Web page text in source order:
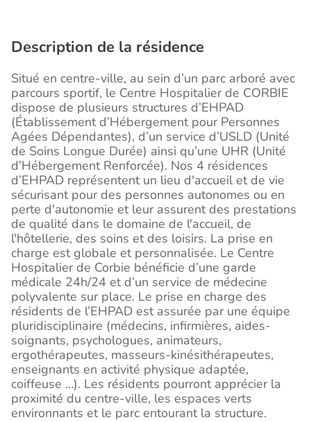
Description de la résidence
Situé en centre-ville, au sein d’un parc arboré avec
parcours sportif, le Centre Hospitalier de CORBIE
dispose de plusieurs structures d’EHPAD
(Établissement d’Hébergement pour Personnes
Agées Dépendantes), d’un service d’USLD (Unité
de Soins Longue Durée) ainsi qu’une UHR (Unité
d’Hébergement Renforcée). Nos 4 résidences
d’EHPAD représentent un lieu d'accueil et de vie
sécurisant pour des personnes autonomes ou en
perte d'autonomie et leur assurent des prestations
de qualité dans le domaine de l'accueil, de
l'hôtellerie, des soins et des loisirs. La prise en
charge est globale et personnalisée. Le Centre
Hospitalier de Corbie bénéficie d’une garde
médicale 24h/24 et d’un service de médecine
polyvalente sur place. Le prise en charge des
résidents de l’EHPAD est assurée par une équipe
pluridisciplinaire (médecins, infirmières, aides-
soignants, psychologues, animateurs,
ergothérapeutes, masseurs-kinésithérapeutes,
enseignants en activité physique adaptée,
coiffeuse …). Les résidents pourront apprécier la
proximité du centre-ville, les espaces verts
environnants et le parc entourant la structure.